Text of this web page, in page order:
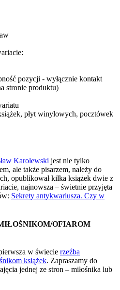
pozycji - wyłącznie kontakt
stronie produktu)
płyt winylowych, pocztówek
Karolewski jest nie tylko
ale także pisarzem, należy do
opublikował kilka książek dwie z
najnowsza – świetnie przyjęta
Sekrety antykwariusza. Czy w
OFIAROM
w świecie rzeźba
książek. Zapraszamy do
jednej ze stron – miłośnika lub